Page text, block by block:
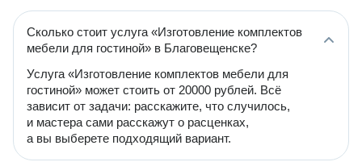
Сколько стоит услуга «Изготовление комплектов
мебели для гостиной» в Благовещенске?
Услуга «Изготовление комплектов мебели для
гостиной» может стоить от 20000 рублей. Всё
зависит от задачи: расскажите, что случилось,
и мастера сами расскажут о расценках,
а вы выберете подходящий вариант.